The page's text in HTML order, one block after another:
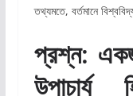
তথ্যমতে, বর্তমানে
প্রশ্ন:
উপাচার্য